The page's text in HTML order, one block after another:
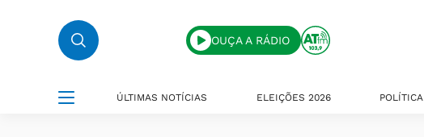
OUÇA A RÁDIO
ÚLTIMAS NOTÍCIAS ELEIÇÕES 2026 POLÍTICA